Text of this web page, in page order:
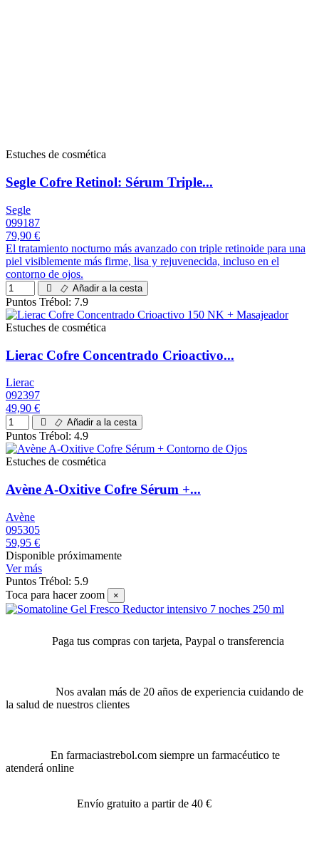
Estuches de cosmética
Segle Cofre Retinol: Sérum Triple...
Segle
099187
79,90 €
El tratamiento nocturno más avanzado con triple retinoide para una
piel visiblemente más firme, lisa y rejuvenecida, incluso en el
contorno de ojos.
Añadir a la cesta
Puntos Trébol: 7.9
Estuches de cosmética
Lierac Cofre Concentrado Crioactivo...
Lierac
092397
49,90 €
Añadir a la cesta
Puntos Trébol: 4.9
Estuches de cosmética
Avène A-Oxitive Cofre Sérum +...
Avène
095305
59,95 €
Disponible próximamente
Ver más
Puntos Trébol: 5.9
Toca para hacer zoom
×
Paga tus compras con tarjeta, Paypal o transferencia
Nos avalan más de 20 años de experiencia cuidando de
la salud de nuestros clientes
En farmaciastrebol.com siempre un farmacéutico te
atenderá online
Envío gratuito a partir de 40 €